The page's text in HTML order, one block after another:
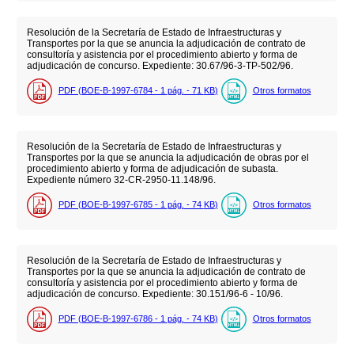
Resolución de la Secretaría de Estado de Infraestructuras y
Transportes por la que se anuncia la adjudicación de contrato de
consultoría y asistencia por el procedimiento abierto y forma de
adjudicación de concurso. Expediente: 30.67/96-3-TP-502/96.
PDF (BOE-B-1997-6784 - 1 pág. - 71 KB) Otros formatos
Resolución de la Secretaría de Estado de Infraestructuras y
Transportes por la que se anuncia la adjudicación de obras por el
procedimiento abierto y forma de adjudicación de subasta.
Expediente número 32-CR-2950-11.148/96.
PDF (BOE-B-1997-6785 - 1 pág. - 74 KB) Otros formatos
Resolución de la Secretaría de Estado de Infraestructuras y
Transportes por la que se anuncia la adjudicación de contrato de
consultoría y asistencia por el procedimiento abierto y forma de
adjudicación de concurso. Expediente: 30.151/96-6 - 10/96.
PDF (BOE-B-1997-6786 - 1 pág. - 74 KB) Otros formatos